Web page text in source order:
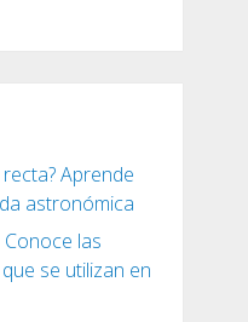
Aprende
astronómica
las
se utilizan en